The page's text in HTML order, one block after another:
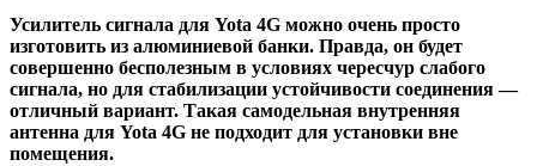
Усилитель сигнала для Yota 4G можно очень просто
изготовить из алюминиевой банки. Правда, он будет
совершенно бесполезным в условиях чересчур слабого
сигнала, но для стабилизации устойчивости соединения —
отличный вариант. Такая самодельная внутренняя
антенна для Yota 4G не подходит для установки вне
помещения.